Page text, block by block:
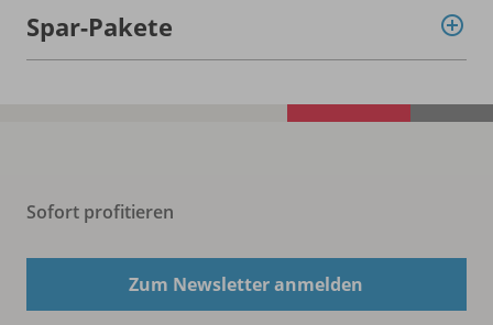
Spar-Pakete
Sofort profitieren
Zum Newsletter anmelden